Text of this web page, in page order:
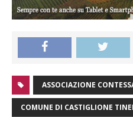
ASSOCIAZIONE
COMUNE DI CASTIGLIONE